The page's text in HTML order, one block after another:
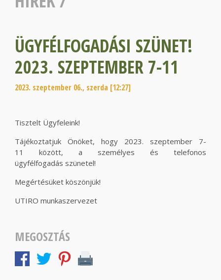
ÜGYFÉLFOGADÁSI SZÜNET!
2023. SZEPTEMBER 7-11
2023. szeptember 06., szerda [12:27]
Tisztelt Ügyfeleink!
Tájékoztatjuk Önöket, hogy 2023. szeptember 7-
11 között, a személyes és telefonos
ügyfélfogadás szünetel!
Megértésüket köszönjük!
UTIRO munkaszervezet
MEGOSZTÁS